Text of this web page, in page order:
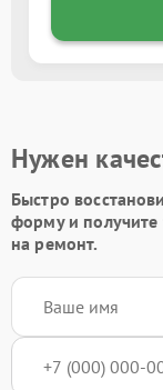
Нужен
Быстро
формуи получите
на ремонт.